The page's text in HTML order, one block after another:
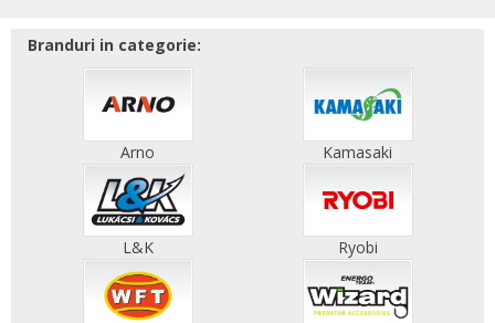
Branduri in categorie:
Arno Kamasaki
L&K Ryobi